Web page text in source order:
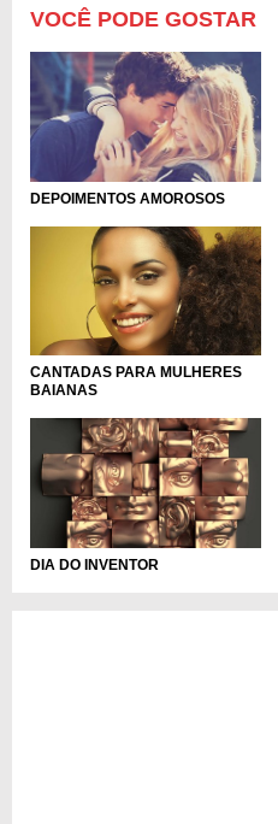
VOCÊ PODE GOSTAR
DEPOIMENTOS AMOROSOS
CANTADAS PARA MULHERES
BAIANAS
DIA DO INVENTOR